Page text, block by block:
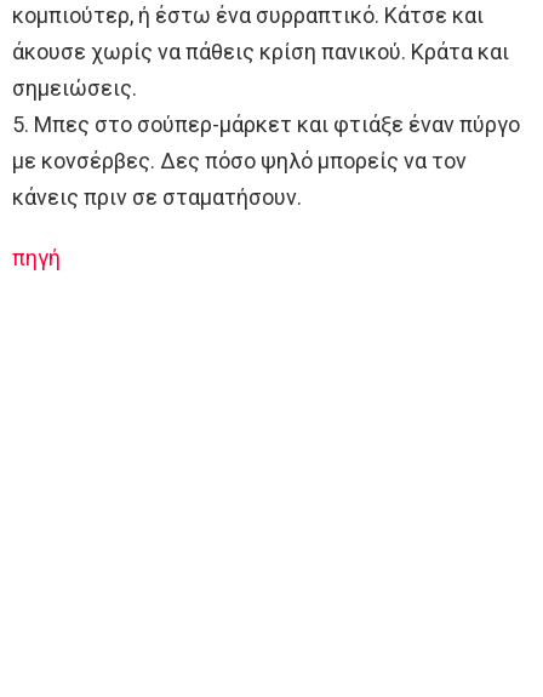
κομπιούτερ, ή έστω ένα συρραπτικό. Κάτσε και
άκουσε χωρίς να πάθεις κρίση πανικού. Κράτα και
σημειώσεις.
5. Μπες στο σούπερ-μάρκετ και φτιάξε έναν πύργο
με κονσέρβες. Δες πόσο ψηλό μπορείς να τον
κάνεις πριν σε σταματήσουν.
πηγή